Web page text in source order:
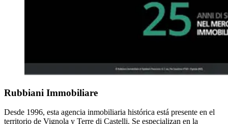
Rubbiani Immobiliare
Desde 1996, esta agencia inmobiliaria histórica está presente en el
territorio de Vignola y Terre di Castelli. Se especializan en la